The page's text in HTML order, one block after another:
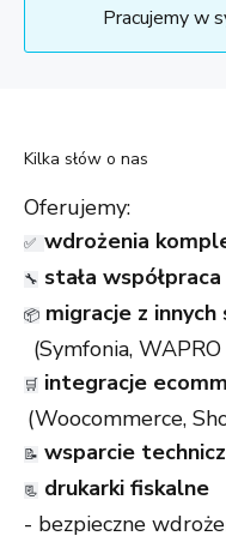
Pracujemy w
Kilka słów o nas
Oferujemy:
✅ wdrożenia
🔧 stała
📦 migracje z
(Symfonia,
🛒 integracje
(Woocommerce,
📝 wsparcie
📃 drukarki fiskalne
- bezpieczne